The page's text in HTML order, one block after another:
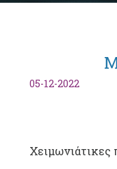
05-12-2022
Χειμωνιάτικες